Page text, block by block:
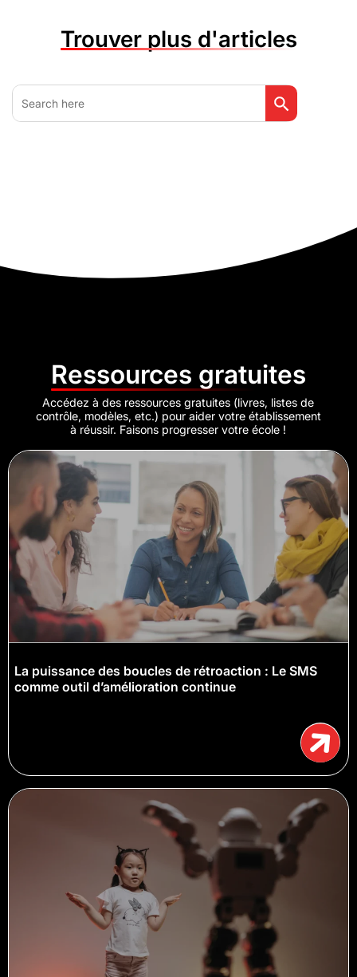
Trouver plus d'articles
Search
for:
Search Button
Ressources gratuites
Accédez à des ressources gratuites (livres, listes de
contrôle, modèles, etc.) pour aider votre établissement
à réussir. Faisons progresser votre école !
La puissance des boucles de rétroaction : Le SMS
comme outil d’amélioration continue